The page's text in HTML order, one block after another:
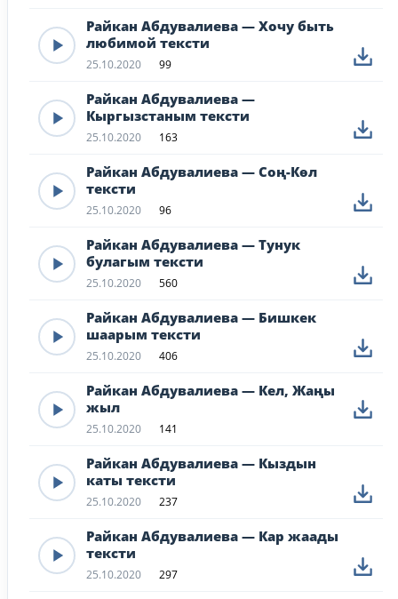
Райкан Абдувалиева — Хочу быть
любимой тексти
25.10.2020 99
Райкан Абдувалиева —
Кыргызстаным тексти
25.10.2020 163
Райкан Абдувалиева — Соң-Көл
тексти
25.10.2020 96
Райкан Абдувалиева — Тунук
булагым тексти
25.10.2020 560
Райкан Абдувалиева — Бишкек
шаарым тексти
25.10.2020 406
Райкан Абдувалиева — Кел, Жаңы
жыл
25.10.2020 141
Райкан Абдувалиева — Кыздын
каты тексти
25.10.2020 237
Райкан Абдувалиева — Кар жаады
тексти
25.10.2020 297